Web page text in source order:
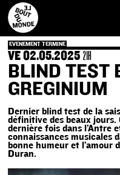
Skip
content
EVENEMENT TERMINE
VE 02.05.2025 21H
BLIND TEST
GREGINIUM
Dernier blind test de la
définitive des beaux jours.
dernière fois dans l’Antre
connaissances musicales
bonne humeur et l’amour
Duran.